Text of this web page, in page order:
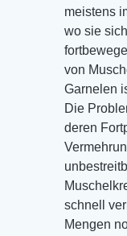
meistens
wo sie
von
Garnelen
Die
deren
schnell
Mengen